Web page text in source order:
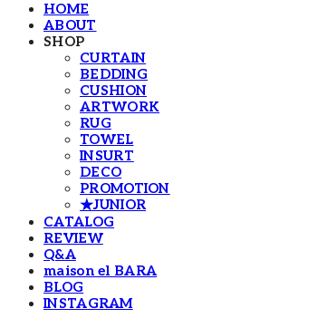
HOME
ABOUT
SHOP
CURTAIN
BEDDING
CUSHION
ARTWORK
RUG
TOWEL
INSURT
DECO
PROMOTION
★JUNIOR
CATALOG
REVIEW
Q&A
maison el BARA
BLOG
INSTAGRAM